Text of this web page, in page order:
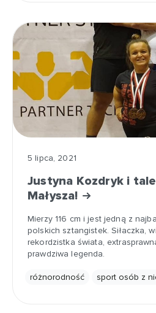
5 lipca, 2021
Justyna Kozdryk i
Małysza!
Mierzy 116 cm i jest jedną z
polskich sztangistek. Siłaczka,
rekordzistka świata,
prawdziwa legenda.
różnorodność sport osób z